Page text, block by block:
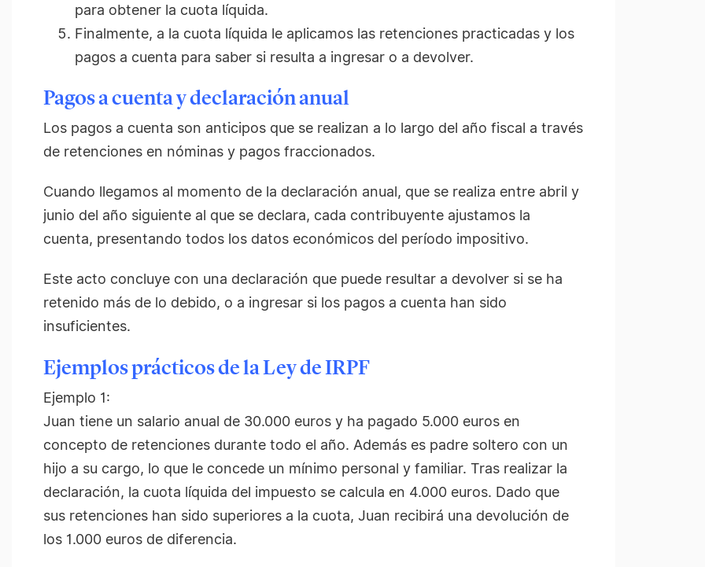
para obtener la cuota líquida.
Finalmente, a la cuota líquida le aplicamos las retenciones practicadas y los
pagos a cuenta para saber si resulta a ingresar o a devolver.
Pagos a cuenta y declaración anual
Los pagos a cuenta son anticipos que se realizan a lo largo del año fiscal a través
de retenciones en nóminas y pagos fraccionados.
Cuando llegamos al momento de la declaración anual, que se realiza entre abril y
junio del año siguiente al que se declara, cada contribuyente ajustamos la
cuenta, presentando todos los datos económicos del período impositivo.
Este acto concluye con una declaración que puede resultar a devolver si se ha
retenido más de lo debido, o a ingresar si los pagos a cuenta han sido
insuficientes.
Ejemplos prácticos de la Ley de IRPF
Ejemplo 1:
Juan tiene un salario anual de 30.000 euros y ha pagado 5.000 euros en
concepto de retenciones durante todo el año. Además es padre soltero con un
hijo a su cargo, lo que le concede un mínimo personal y familiar. Tras realizar la
declaración, la cuota líquida del impuesto se calcula en 4.000 euros. Dado que
sus retenciones han sido superiores a la cuota, Juan recibirá una devolución de
los 1.000 euros de diferencia.